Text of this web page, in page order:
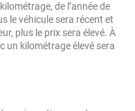
de l’année de
le véhicule sera récent et
plus le prix sera élevé. À
un kilométrage élevé sera